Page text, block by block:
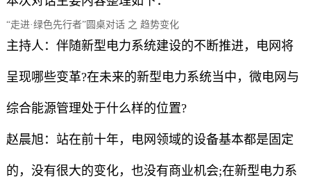
“走进·绿色先行者”圆桌对话 之 趋势变化
主持人：伴随新型电力系统建设的不断推进，电网将
呈现哪些变革?在未来的新型电力系统当中，微电网与
综合能源管理处于什么样的位置?
赵晨旭：站在前十年，电网领域的设备基本都是固定
的，没有很大的变化，也没有商业机会;在新型电力系